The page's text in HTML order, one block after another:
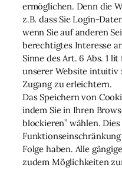
ermöglichen. Denn die
z.B. dass Sie Login-
wenn Sie auf anderen
berechtigtes Interesse
Sinne des Art. 6 Abs. 1
unserer Website intuitiv
Zugang zu erleichtern.
Das Speichern von
indem Sie in Ihren
blockieren” wählen.
Folge haben. Alle
zudem Möglichkeiten